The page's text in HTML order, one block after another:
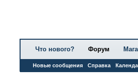
Что нового? Форум
Новые сообщения Справка